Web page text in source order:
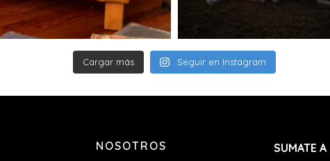
es retirado, el
contactaremos
nuevo costo de
envío dentro de
derecho de
Cargar más Seguir en Instagram
NOSOTROS SUMATE